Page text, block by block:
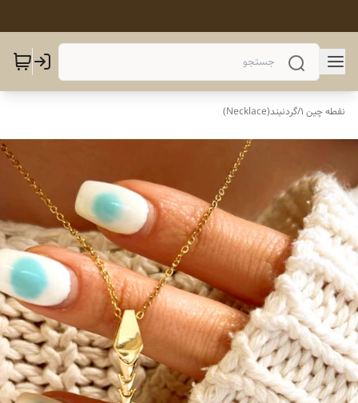
نقطه چین 1 /گردنبند(Necklace)